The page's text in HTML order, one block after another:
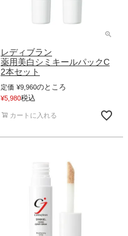
レディブラン
薬用美白シミキールパックC
2本セット
定価 ¥9,960のところ
¥5,980税込
カートに入れる